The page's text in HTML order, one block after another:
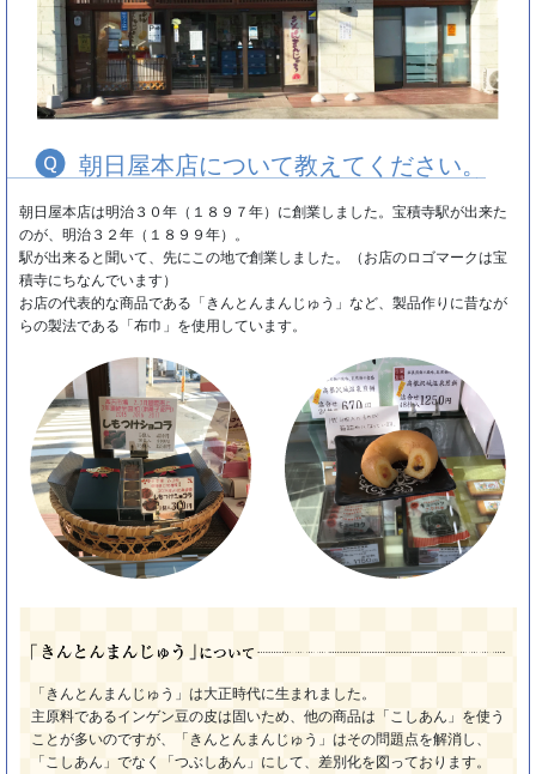
朝日屋本店について教えてください。
朝日屋本店は明治３０年（１８９７年）に創業しました。宝積寺駅が出来た
のが、明治３２年（１８９９年）。
駅が出来ると聞いて、先にこの地で創業しました。（お店のロゴマークは宝
積寺にちなんでいます）
お店の代表的な商品である「きんとんまんじゅう」など、製品作りに昔なが
らの製法である「布巾」を使用しています。
「きんとんまんじゅう」は大正時代に生まれました。
主原料であるインゲン豆の皮は固いため、他の商品は「こしあん」を使う
ことが多いのですが、「きんとんまんじゅう」はその問題点を解消し、
「こしあん」でなく「つぶしあん」にして、差別化を図っております。